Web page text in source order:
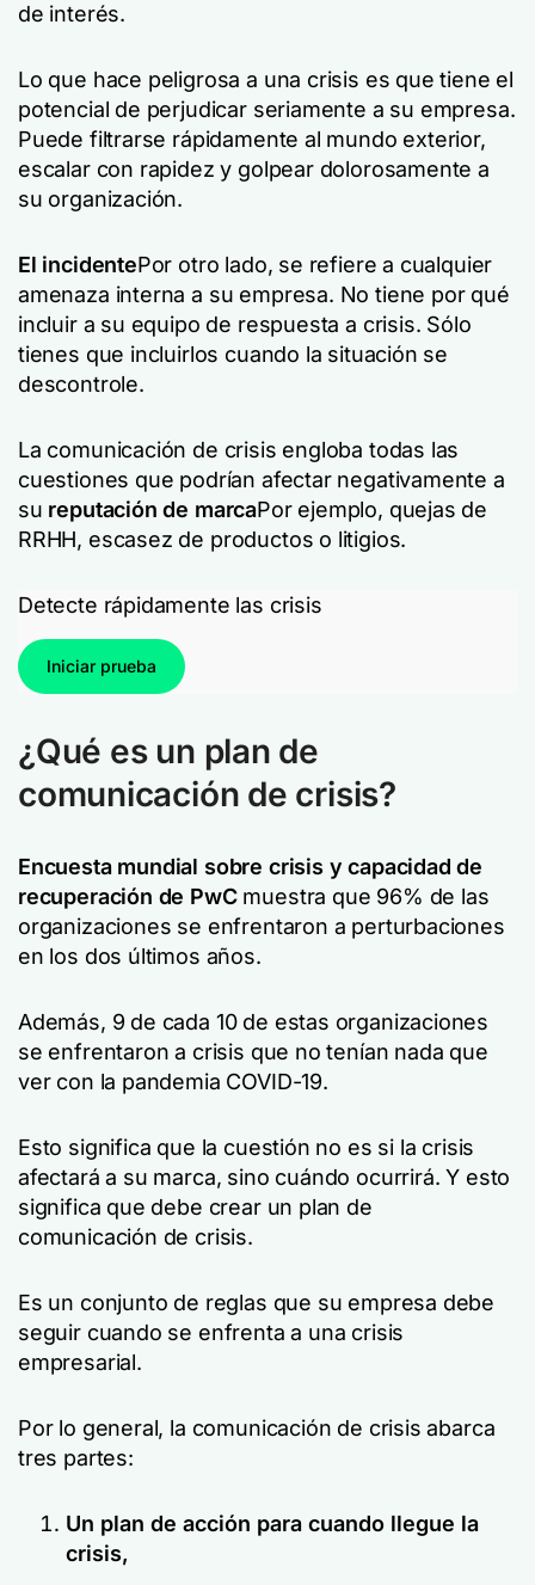
de interés.
Lo que hace peligrosa a una crisis es que tiene el
potencial de perjudicar seriamente a su empresa.
Puede filtrarse rápidamente al mundo exterior,
escalar con rapidez y golpear dolorosamente a
su organización.
El incidentePor otro lado, se refiere a cualquier
amenaza interna a su empresa. No tiene por qué
incluir a su equipo de respuesta a crisis. Sólo
tienes que incluirlos cuando la situación se
descontrole.
La comunicación de crisis engloba todas las
cuestiones que podrían afectar negativamente a
su reputación de marcaPor ejemplo, quejas de
RRHH, escasez de productos o litigios.
Detecte rápidamente las crisis
Iniciar prueba
¿Qué es un plan de
comunicación de crisis?
Encuesta mundial sobre crisis y capacidad de
recuperación de PwCmuestra que 96% de las
organizaciones se enfrentaron a perturbaciones
en los dos últimos años.
Además, 9 de cada 10 de estas organizaciones
se enfrentaron a crisis que no tenían nada que
ver con la pandemia COVID-19.
Esto significa que la cuestión no es si la crisis
afectará a su marca, sino cuándo ocurrirá. Y esto
significa que debe crear un plan de
comunicación de crisis.
Es un conjunto de reglas que su empresa debe
seguir cuando se enfrenta a una crisis
empresarial.
Por lo general, la comunicación de crisis abarca
tres partes:
Un plan de acción para cuando llegue la
crisis,